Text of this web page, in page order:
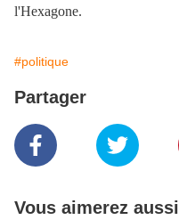
l'Hexagone.
#politique
Partager
Vous aimerez aussi